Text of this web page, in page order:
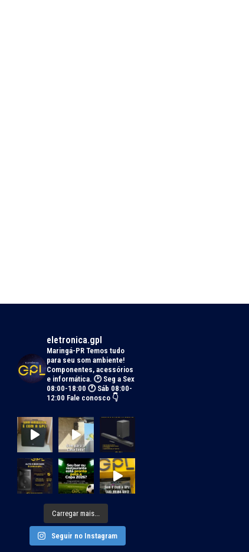
eletronica.gpl
Maringá-PRTemos tudo
para seu som ambiente!
Componentes, acessórios
e informática. 🕑 Seg a Sex
08:00-18:00 🕐 Sáb 08:00-
12:00 Fale conosco 👇
Carregar mais...
Seguir no Instagram